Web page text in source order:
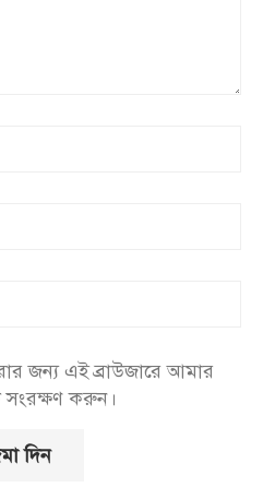
জন্য এই ব্রাউজারে আমার
সংরক্ষণ করুন।